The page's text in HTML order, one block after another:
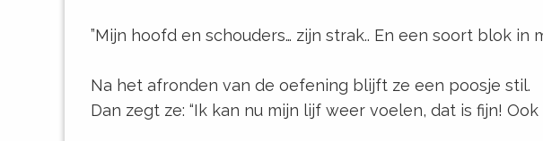
”Mijn hoofd en schouders… zijn strak.. En een soort blok in
Na het afronden van de oefening blijft ze een poosje stil.
Dan zegt ze: “Ik kan nu mijn lijf weer voelen, dat is fijn!